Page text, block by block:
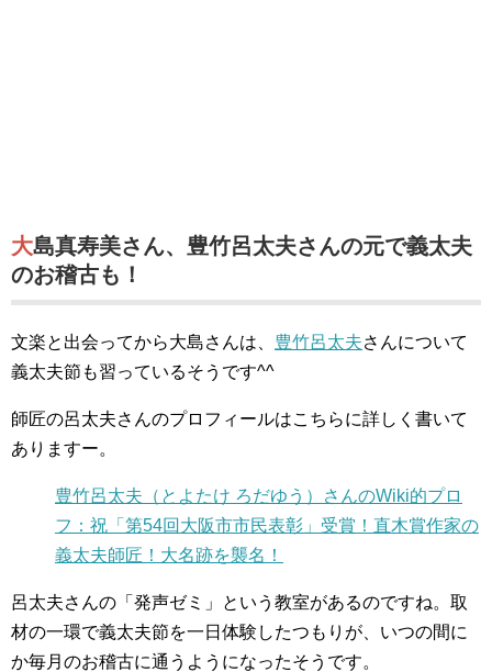
大島真寿美さん、豊竹呂太夫さんの元で義太夫
のお稽古も！
文楽と出会ってから大島さんは、 豊竹呂太夫さんについて
義太夫節も習っているそうです^^
師匠の呂太夫さんのプロフィールはこちらに詳しく書いて
ありますー。
豊竹呂太夫（とよたけ ろだゆう）さんのWiki的プロ
フ：祝「第54回大阪市市民表彰」受賞！直木賞作家の
義太夫師匠！大名跡を襲名！
呂太夫さんの「発声ゼミ」という教室があるのですね。取
材の一環で義太夫節を一日体験したつもりが、いつの間に
か毎月のお稽古に通うようになったそうです。